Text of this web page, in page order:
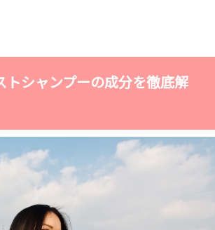
トシャンプーの成分を徹底解